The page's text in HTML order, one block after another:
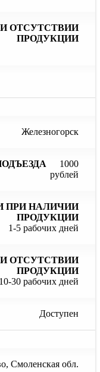
Железногорск
1000
рублей
1-5 рабочих дней
30 рабочих дней
Доступен
Смоленская обл.